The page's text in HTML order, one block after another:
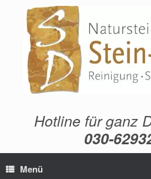
springen
Hotline für ganz
030-
Menü